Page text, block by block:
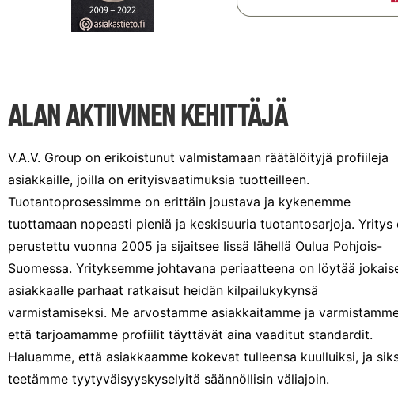
ALAN AKTIIVINEN KEHITTÄJÄ
V.A.V. Group on erikoistunut valmistamaan räätälöityjä profiileja
asiakkaille, joilla on erityisvaatimuksia tuotteilleen.
Tuotantoprosessimme on erittäin joustava ja kykenemme
tuottamaan nopeasti pieniä ja keskisuuria tuotantosarjoja. Yritys
perustettu vuonna 2005 ja sijaitsee Iissä lähellä Oulua Pohjois-
Suomessa. Yrityksemme johtavana periaatteena on löytää
asiakkaalle parhaat ratkaisut heidän kilpailukykynsä
varmistamiseksi. Me arvostamme asiakkaitamme ja
että tarjoamamme profiilit täyttävät aina vaaditut standardit.
Haluamme, että asiakkaamme kokevat tulleensa kuulluiksi, ja
teetämme tyytyväisyyskyselyitä säännöllisin väliajoin.